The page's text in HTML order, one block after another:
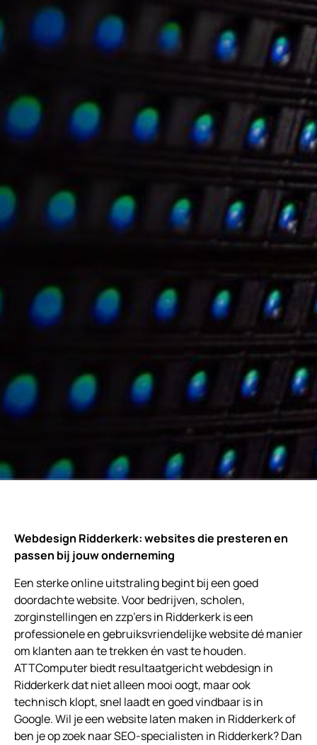
Webdesign Ridderkerk: websites die presteren en
passen bij jouw onderneming
Een sterke online uitstraling begint bij een goed
doordachte website. Voor bedrijven, scholen,
zorginstellingen en zzp’ers in Ridderkerk is een
professionele en gebruiksvriendelijke website dé manier
om klanten aan te trekken én vast te houden.
ATTComputer biedt resultaatgericht webdesign in
Ridderkerk dat niet alleen mooi oogt, maar ook
technisch klopt, snel laadt en goed vindbaar is in
Google. Wil je een website laten maken in Ridderkerk of
ben je op zoek naar SEO-specialisten in Ridderkerk? Dan